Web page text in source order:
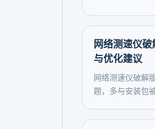
网络测速仪
与优化建议
网络测速仪破解
题，多与安装包